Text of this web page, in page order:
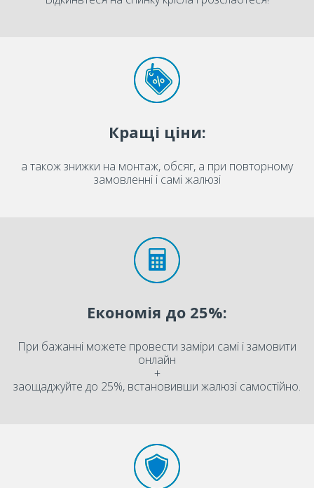
Кращі ціни:
а також знижки на монтаж, обсяг, а при повторному
замовленні і самі жалюзі
Економія до 25%:
При бажанні можете провести заміри самі і замовити
онлайн
+
заощаджуйте до 25%, встановивши жалюзі самостійно.